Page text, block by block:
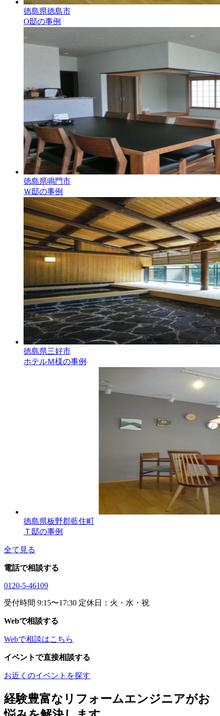
徳島県徳島市
O邸の事例
徳島県鳴門市
Ｗ邸の事例
徳島県三好市
ホテルＭ様の事例
徳島県板野郡藍住町
Ｔ邸の事例
全て見る
電話で相談する
0120-5-46109
受付時間 9:15〜17:30 定休日：火・水・祝
Webで相談する
Webで相談はこちら
イベントで直接相談する
お近くのイベントを探す
経験豊富なリフォームエンジニアがお